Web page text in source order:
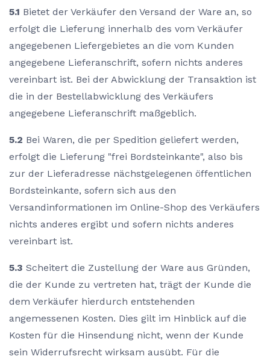
5.1 Bietet der Verkäufer den Versand der Ware an, so
erfolgt die Lieferung innerhalb des vom Verkäufer
angegebenen Liefergebietes an die vom Kunden
angegebene Lieferanschrift, sofern nichts anderes
vereinbart ist. Bei der Abwicklung der Transaktion ist
die in der Bestellabwicklung des Verkäufers
angegebene Lieferanschrift maßgeblich.
5.2 Bei Waren, die per Spedition geliefert werden,
erfolgt die Lieferung "frei Bordsteinkante", also bis
zur der Lieferadresse nächstgelegenen öffentlichen
Bordsteinkante, sofern sich aus den
Versandinformationen im Online-Shop des Verkäufers
nichts anderes ergibt und sofern nichts anderes
vereinbart ist.
5.3 Scheitert die Zustellung der Ware aus Gründen,
die der Kunde zu vertreten hat, trägt der Kunde die
dem Verkäufer hierdurch entstehenden
angemessenen Kosten. Dies gilt im Hinblick auf die
Kosten für die Hinsendung nicht, wenn der Kunde
sein Widerrufsrecht wirksam ausübt. Für die